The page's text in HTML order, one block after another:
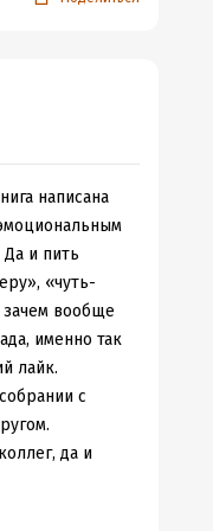
было
скажу
что я таким
всеобщее
за чужое
написана
и пить
«чуть-
зачем вообще
именно так
лайк.
с
да и